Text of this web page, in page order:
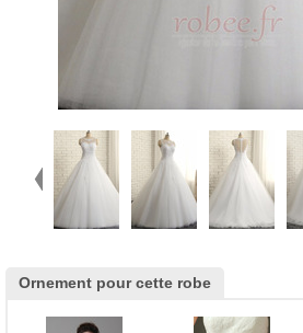
Ornement pour cette robe